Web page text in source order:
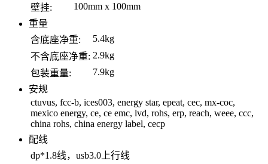
壁挂:
100mm x 100mm
重量
含底座净重:
5.4kg
不含底座净重: 2.9kg
包装重量:
7.9kg
安规
ctuvus, fcc-b, ices003, energy star, epeat, cec, mx-coc,
mexico energy, ce, ce emc, lvd, rohs, erp, reach, weee, ccc,
china rohs, china energy label, cecp
配线
dp*1.8线，usb3.0上行线